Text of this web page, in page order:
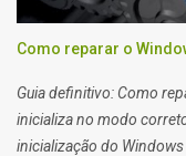
Como reparar o
Guia definitivo: Como
inicializa no modo
inicialização do